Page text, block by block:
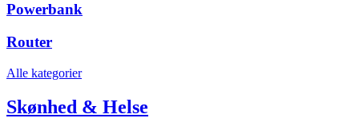
Powerbank
Router
Alle kategorier
Skønhed & Helse